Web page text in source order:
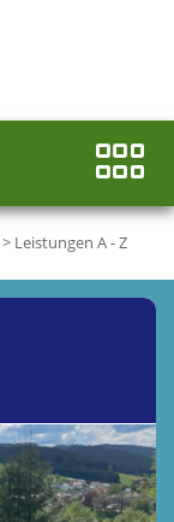
> Leistungen A - Z